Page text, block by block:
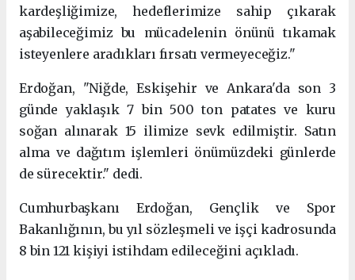
kardeşliğimize, hedeflerimize sahip çıkarak
aşabileceğimiz bu mücadelenin önünü tıkamak
isteyenlere aradıkları fırsatı vermeyeceğiz."
Erdoğan, "Niğde, Eskişehir ve Ankara'da son 3
günde yaklaşık 7 bin 500 ton patates ve kuru
soğan alınarak 15 ilimize sevk edilmiştir. Satın
alma ve dağıtım işlemleri önümüzdeki günlerde
de sürecektir." dedi.
Cumhurbaşkanı Erdoğan, Gençlik ve Spor
Bakanlığının, bu yıl sözleşmeli ve işçi kadrosunda
8 bin 121 kişiyi istihdam edileceğini açıkladı.